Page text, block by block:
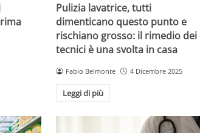
Pulizia lavatrice, tutti
dimenticano questo punto e
rischiano grosso: il rimedio dei
tecnici è una svolta in casa
Fabio Belmonte 4 Dicembre 2025
Leggi di più